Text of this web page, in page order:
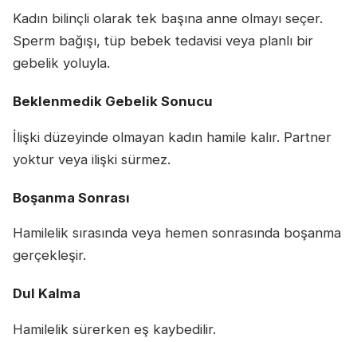
Kadın bilinçli olarak tek başına anne olmayı seçer.
Sperm bağışı, tüp bebek tedavisi veya planlı bir
gebelik yoluyla.
Beklenmedik Gebelik Sonucu
İlişki düzeyinde olmayan kadın hamile kalır. Partner
yoktur veya ilişki sürmez.
Boşanma Sonrası
Hamilelik sırasında veya hemen sonrasında boşanma
gerçekleşir.
Dul Kalma
Hamilelik sürerken eş kaybedilir.